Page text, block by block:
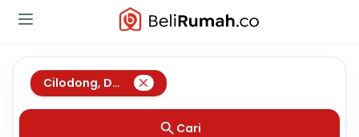
Cilodong, Depok
Cari